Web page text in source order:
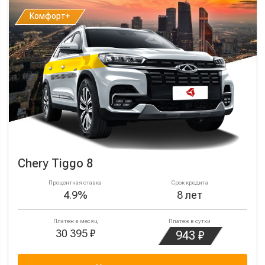
Комфорт+
Комфорт+
Chery Tiggo 8
Процентная ставка
4.9%
Срок кредита
8 лет
Платеж в месяц
30 395 ₽
Платеж в сутки
943 ₽